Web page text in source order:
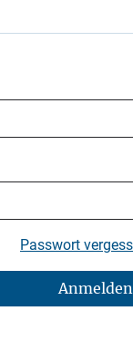
Passwort
Anmelden